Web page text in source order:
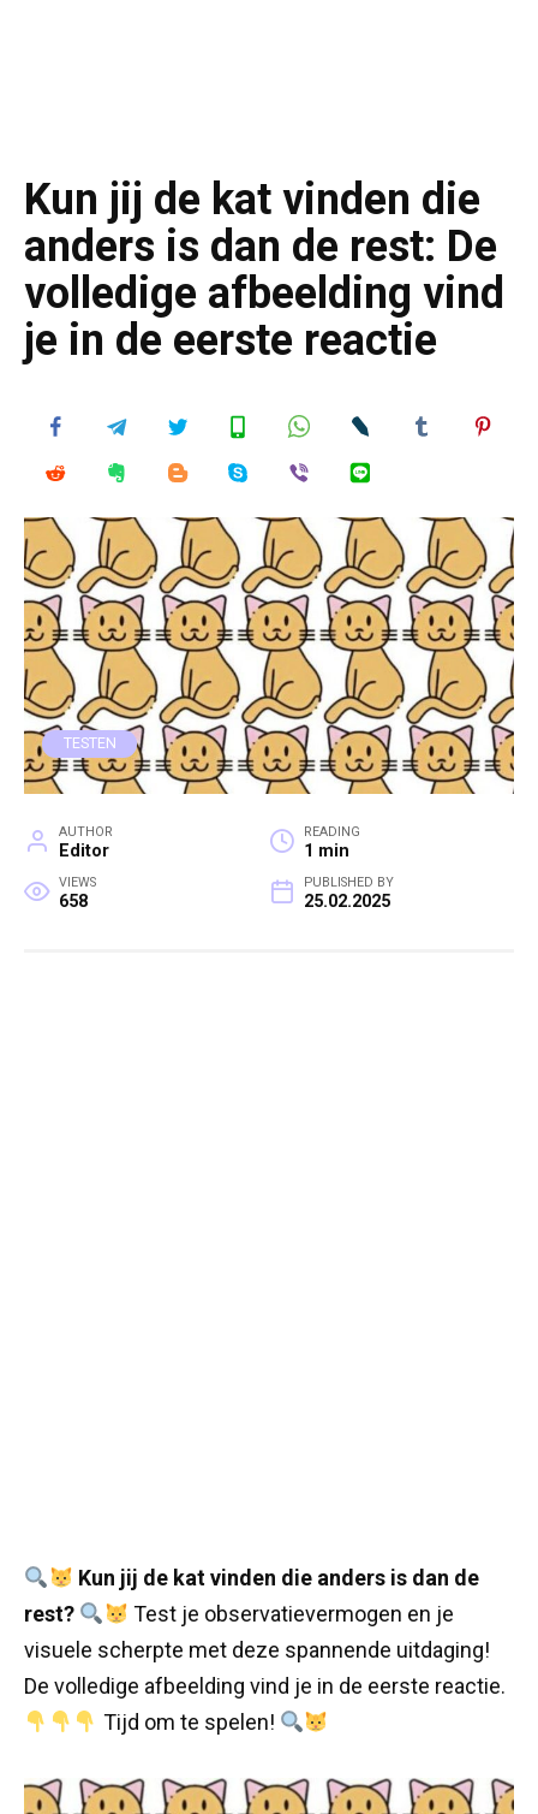
Kun jij de kat vinden die
anders is dan de rest: De
volledige afbeelding vind
je in de eerste reactie
TESTEN
AUTHOR
Editor
READING
1 min
VIEWS
658
PUBLISHED BY
25.02.2025
Kun jij de kat vinden die anders is dan de
rest?
Test je observatievermogen en je
visuele scherpte met deze spannende uitdaging!
De volledige afbeelding vind je in de eerste reactie.
Tijd om te spelen!